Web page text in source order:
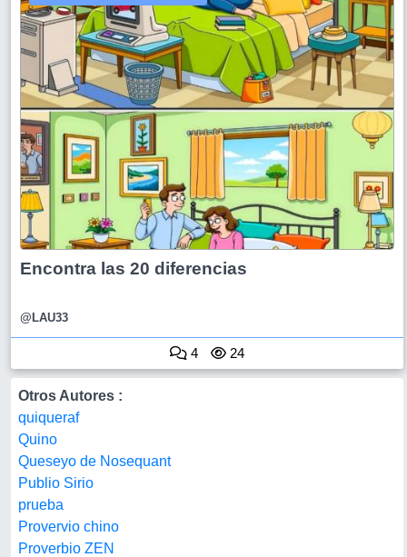
Encontra las 20 diferencias
@LAU33
4 24
Otros Autores :
quiqueraf
Quino
Queseyo de Nosequant
Publio Sirio
prueba
Provervio chino
Proverbio ZEN